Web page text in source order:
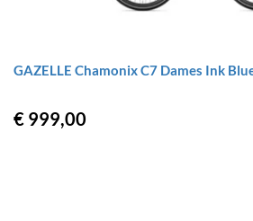
GAZELLE Chamonix C7 Dames Ink
€ 999,00